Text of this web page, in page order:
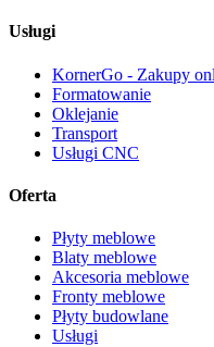
Usługi
KornerGo - Zakupy
Formatowanie
Oklejanie
Transport
Usługi CNC
Oferta
Płyty meblowe
Blaty meblowe
Akcesoria meblowe
Fronty meblowe
Płyty budowlane
Usługi